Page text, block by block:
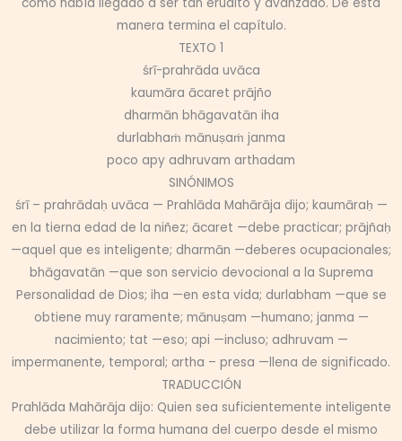
manera termina el capítulo.
TEXTO 1
śrī-prahrāda uvāca
kaumāra ācaret prājño
dharmān bhāgavatān iha
durlabhaṁ mānuṣaṁ janma
poco apy adhruvam arthadam
SINÓNIMOS
śrī – prahrādaḥ uvāca — Prahlāda Mahārāja dijo; kaumāraḥ —
en la tierna edad de la niñez; ācaret —debe practicar; prājñaḥ
—aquel que es inteligente; dharmān —deberes ocupacionales;
bhāgavatān —que son servicio devocional a la Suprema
Personalidad de Dios; iha —en esta vida; durlabham —que se
obtiene muy raramente; mānuṣam —humano; janma —
nacimiento; tat —eso; api —incluso; adhruvam —
impermanente, temporal; artha – presa —llena de significado.
TRADUCCIÓN
Prahlāda Mahārāja dijo: Quien sea suficientemente inteligente
debe utilizar la forma humana del cuerpo desde el mismo